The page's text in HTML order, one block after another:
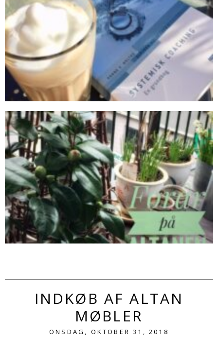
INDKØB AF ALTAN
MØBLER
ONSDAG, OKTOBER 31, 2018